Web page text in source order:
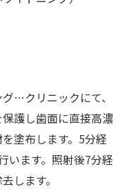
…クリニックにて、
護し歯面に直接高濃
塗布します。5分経
います。照射後7分経
します。